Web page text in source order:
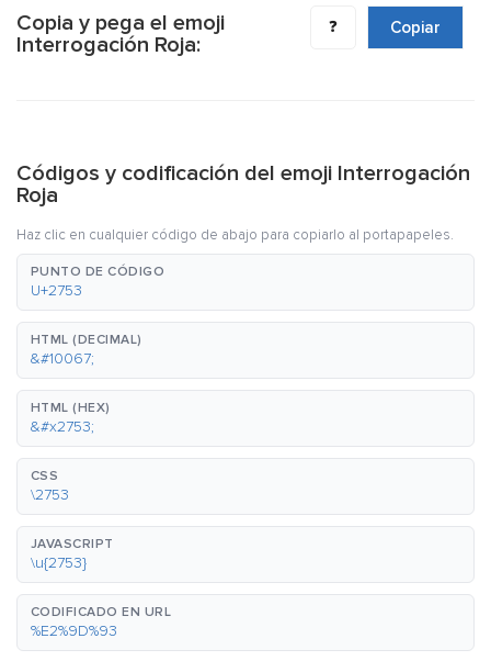
Copia y pega el emoji
Interrogación Roja:
❓ Copiar
Códigos y codificación del emoji Interrogación
Roja
Haz clic en cualquier código de abajo para copiarlo al portapapeles.
PUNTO DE CÓDIGO
U+2753
HTML (DECIMAL)
&#10067;
HTML (HEX)
&#x2753;
CSS
\2753
JAVASCRIPT
\u{2753}
CODIFICADO EN URL
%E2%9D%93